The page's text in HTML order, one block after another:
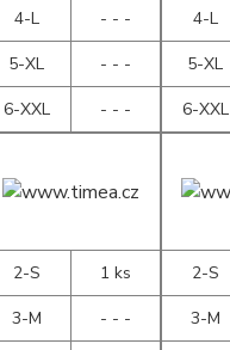
4-L
- - -
5-XL
- - -
6-XXL
- - -
4-L
5-XL
6-XXL
2-S
1 ks
3-M
- - -
2-S
3-M